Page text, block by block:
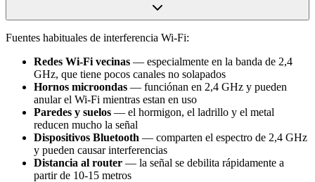
Fuentes habituales de interferencia Wi-Fi:
Redes Wi-Fi vecinas — especialmente en la banda de 2,4
GHz, que tiene pocos canales no solapados
Hornos microondas — funciónan en 2,4 GHz y pueden
anular el Wi-Fi mientras estan en uso
Paredes y suelos — el hormigon, el ladrillo y el metal
reducen mucho la señal
Dispositivos Bluetooth — comparten el espectro de 2,4 GHz
y pueden causar interferencias
Distancia al router — la señal se debilita rápidamente a
partir de 10-15 metros